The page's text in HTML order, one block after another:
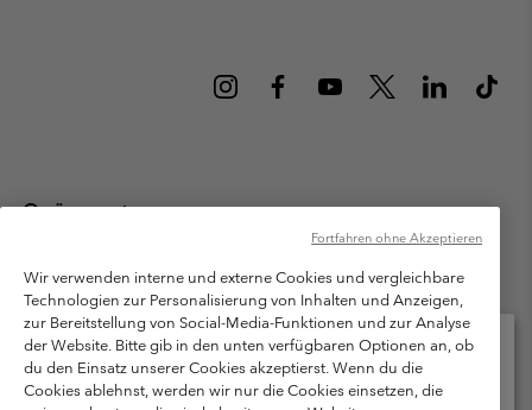
Österreich
Columbia Sportswear Austria GmbH. Moosfeldstraße 1, 5101
Bergheim, Salzburg Österreich. Alle Rechte vorbehalten.
Nutzungsbedingungen
Allgemeine Verkaufsbedingungen
Garantie
Datenschutzerklärung
Bestimmungen und Bedingungen des Mitglieder Programms
Wir verwenden interne und externe Cookies und vergleichbare
Technologien zur Personalisierung von Inhalten und Anzeigen,
zur Bereitstellung von Social-Media-Funktionen und zur Analyse
der Website. Bitte gib in den unten verfügbaren Optionen an, ob
du den Einsatz unserer Cookies akzeptierst. Wenn du die
Cookies ablehnst, werden wir nur die Cookies einsetzen, die
Fortfahren ohne Akzeptieren
Bitte wählen Sie Ihr Lieferland und Ihre Sprache